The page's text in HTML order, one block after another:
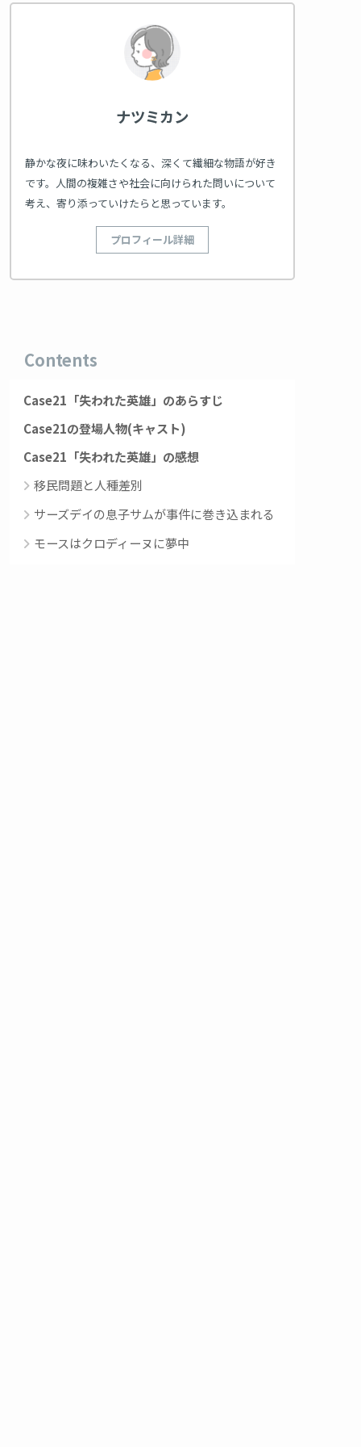
ナツミカン
静かな夜に味わいたくなる、深くて繊細な物語が好き
です。人間の複雑さや社会に向けられた問いについて
考え、寄り添っていけたらと思っています。
プロフィール詳細
Contents
Case21「失われた英雄」のあらすじ
Case21の登場人物(キャスト)
Case21「失われた英雄」の感想
移民問題と人種差別
サーズデイの息子サムが事件に巻き込まれる
モースはクロディーヌに夢中